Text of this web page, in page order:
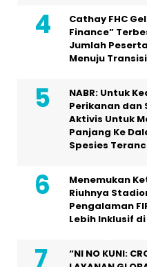
Cathay FHC
Finance”
Jumlah
Menuju
NABR: Untuk
Perikanan dan
Aktivis Untuk
Panjang Ke
Spesies
Menemukan
Riuhnya
Pengalaman
Lebih Inklusif
“NI NO KUNI: